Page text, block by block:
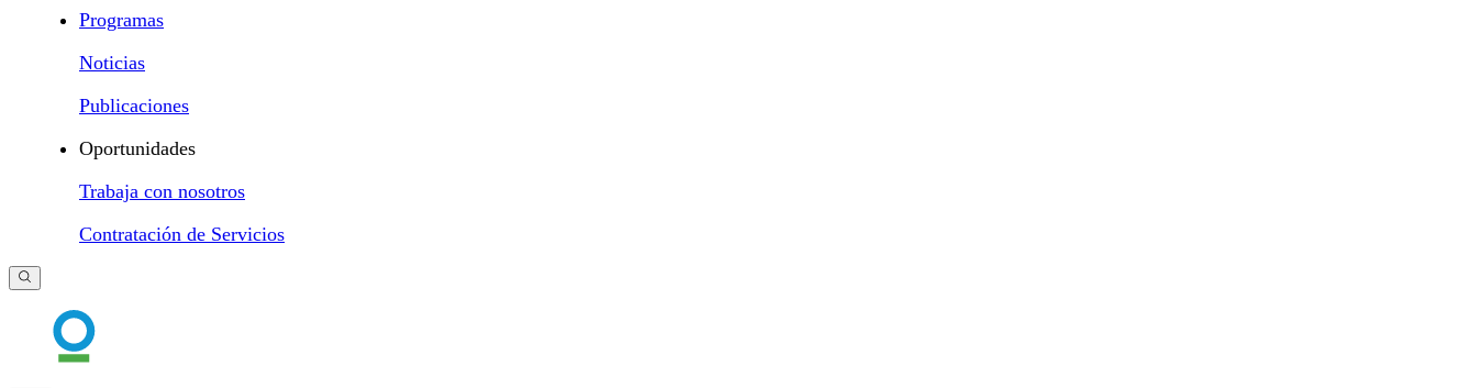
Programas
Noticias
Publicaciones
Oportunidades
Trabaja con nosotros
Contratación de Servicios